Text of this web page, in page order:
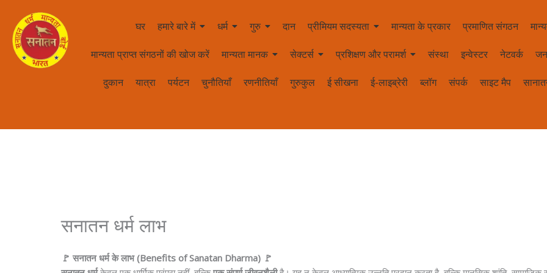
घर हमारे बारे में धर्म गुरु दान प्रीमियम सदस्यता मान्यता के प्रकार प्रमाणित संगठन
मान्यता प्राप्त संगठनों की खोज करें मान्यता मानक सेक्टर्स प्रशिक्षण और परामर्श संस्था इन्वेस्टर नेटवर्क
दुकान यात्रा पर्यटन चुनौतियाँ रणनीतियाँ गुरुकुल ई सीखना ई-लाइब्रेरी ब्लॉग संपर्क साइट मैप
सनातन धर्म लाभ
🚩 सनातन धर्म के लाभ (Benefits of Sanatan Dharma) 🚩